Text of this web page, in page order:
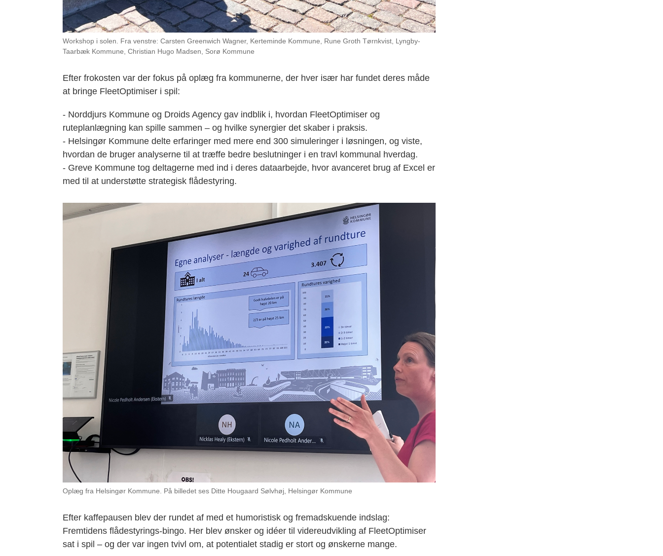
Workshop i solen. Fra venstre: Carsten Greenwich Wagner, Kerteminde Kommune, Rune Groth Tørnkvist, Lyngby-
Taarbæk Kommune, Christian Hugo Madsen, Sorø Kommune
Efter frokosten var der fokus på oplæg fra kommunerne, der hver især har fundet deres måde
at bringe FleetOptimiser i spil:
- Norddjurs Kommune og Droids Agency gav indblik i, hvordan FleetOptimiser og
ruteplanlægning kan spille sammen – og hvilke synergier det skaber i praksis.
- Helsingør Kommune delte erfaringer med mere end 300 simuleringer i løsningen, og viste,
hvordan de bruger analyserne til at træffe bedre beslutninger i en travl kommunal hverdag.
- Greve Kommune tog deltagerne med ind i deres dataarbejde, hvor avanceret brug af Excel er
med til at understøtte strategisk flådestyring.
Oplæg fra Helsingør Kommune. På billedet ses Ditte Hougaard Sølvhøj, Helsingør Kommune
Efter kaffepausen blev der rundet af med et humoristisk og fremadskuende indslag:
Fremtidens flådestyrings-bingo. Her blev ønsker og idéer til videreudvikling af FleetOptimiser
sat i spil – og der var ingen tvivl om, at potentialet stadig er stort og ønskerne mange.